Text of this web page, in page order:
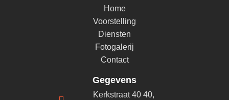
Home
Voorstelling
Diensten
Fotogalerij
Contact
Gegevens
Kerkstraat 40 40,